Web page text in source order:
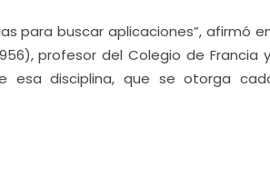
para buscar aplicaciones”, afirmó
profesor del Colegio de Francia
esa disciplina, que se otorga